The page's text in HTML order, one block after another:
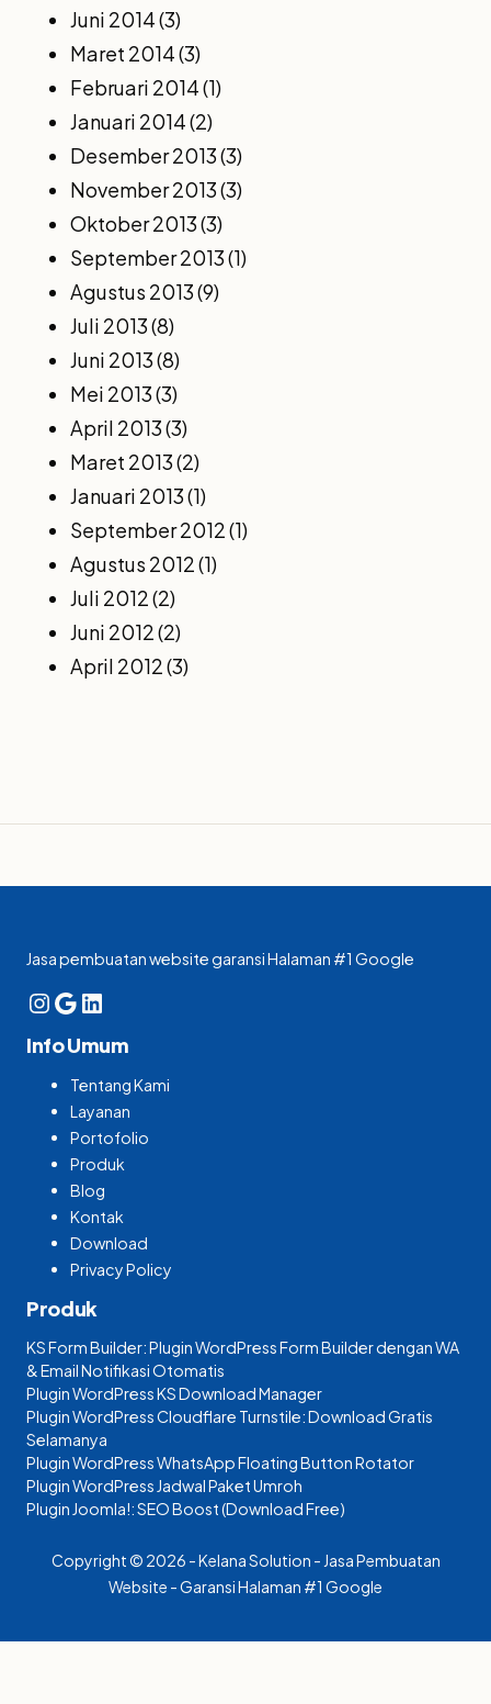
Juni 2014(3)
Maret 2014(3)
Februari 2014(1)
Januari 2014(2)
Desember 2013(3)
November 2013(3)
Oktober 2013(3)
September 2013(1)
Agustus 2013(9)
Juli 2013(8)
Juni 2013(8)
Mei 2013(3)
April 2013(3)
Maret 2013(2)
Januari 2013(1)
September 2012(1)
Agustus 2012(1)
Juli 2012(2)
Juni 2012(2)
April 2012(3)
Jasa pembuatan website garansi Halaman #1 Google
InstagramGoogle LinkedIn
Info Umum
Tentang Kami
Layanan
Portofolio
Produk
Blog
Kontak
Download
Privacy Policy
Produk
KS Form Builder: Plugin WordPress Form Builder dengan WA
& Email Notifikasi Otomatis
Plugin WordPress KS Download Manager
Plugin WordPress Cloudflare Turnstile: Download Gratis
Selamanya
Plugin WordPress WhatsApp Floating Button Rotator
Plugin WordPress Jadwal Paket Umroh
Plugin Joomla!: SEO Boost (Download Free)
Copyright © 2026 - Kelana Solution - Jasa Pembuatan
Website - Garansi Halaman #1 Google